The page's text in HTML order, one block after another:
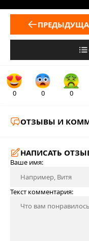
0 0 0
ОТЗЫВЫ И
НАПИСАТЬ
Ваше имя:
Текст комментария: